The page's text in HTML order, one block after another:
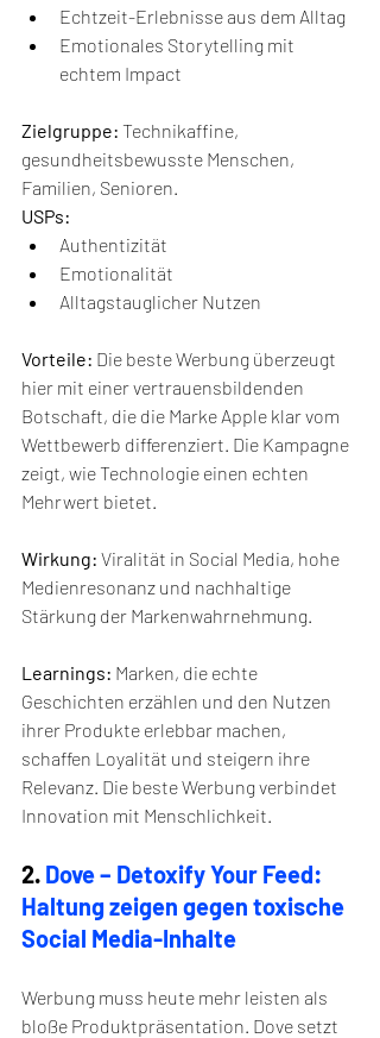
Echtzeit-Erlebnisse aus dem Alltag
Emotionales Storytelling mit
echtem Impact
Zielgruppe: Technikaffine,
gesundheitsbewusste Menschen,
Familien, Senioren.
USPs:
Authentizität
Emotionalität
Alltagstauglicher Nutzen
Vorteile: Die beste Werbung überzeugt
hier mit einer vertrauensbildenden
Botschaft, die die Marke Apple klar vom
Wettbewerb differenziert. Die Kampagne
zeigt, wie Technologie einen echten
Mehrwert bietet.
Wirkung: Viralität in Social Media, hohe
Medienresonanz und nachhaltige
Stärkung der Markenwahrnehmung.
Learnings: Marken, die echte
Geschichten erzählen und den Nutzen
ihrer Produkte erlebbar machen,
schaffen Loyalität und steigern ihre
Relevanz. Die beste Werbung verbindet
Innovation mit Menschlichkeit.
2. Dove – Detoxify Your Feed:
Haltung zeigen gegen toxische
Social Media-Inhalte
Werbung muss heute mehr leisten als
bloße Produktpräsentation. Dove setzt